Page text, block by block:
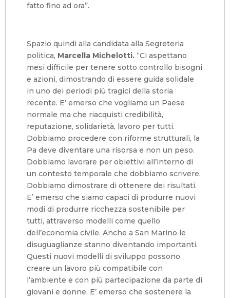
fatto fino ad ora”.
Spazio quindi alla candidata alla Segreteria
politica, Marcella Michelotti.“Ci aspettano
mesi difficile per tenere sotto controllo bisogni
e azioni, dimostrando di essere guida solidale
in uno dei periodi più tragici della storia
recente. E’ emerso che vogliamo un Paese
normale ma che riacquisti credibilità,
reputazione, solidarietà, lavoro per tutti.
Dobbiamo procedere con riforme strutturali, la
Pa deve diventare una risorsa e non un peso.
Dobbiamo lavorare per obiettivi all’interno di
un contesto temporale che dobbiamo scrivere.
Dobbiamo dimostrare di ottenere dei risultati.
E’ emerso che siamo capaci di produrre nuovi
modi di produrre ricchezza sostenibile per
tutti, attraverso modelli come quello
dell’economia civile. Anche a San Marino le
disuguaglianze stanno diventando importanti.
Questi nuovi modelli di sviluppo possono
creare un lavoro più compatibile con
l’ambiente e con più partecipazione da parte di
giovani e donne. E’ emerso che sostenere la